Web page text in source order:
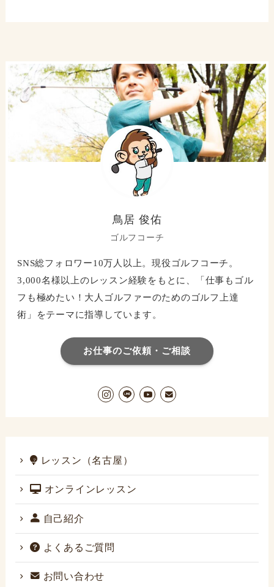
鳥居 俊佑
ゴルフコーチ
SNS総フォロワー10万人以上。現役ゴルフコーチ。
3,000名様以上のレッスン経験をもとに、「仕事もゴル
フも極めたい！大人ゴルファーのためのゴルフ上達
術」をテーマに指導しています。
お仕事のご依頼・ご相談
レッスン（名古屋）
オンラインレッスン
自己紹介
よくあるご質問
お問い合わせ